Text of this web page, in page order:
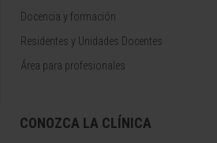
Docencia y formación
Residentes y Unidades Docentes
Área para profesionales
CONOZCA LA CLÍNICA